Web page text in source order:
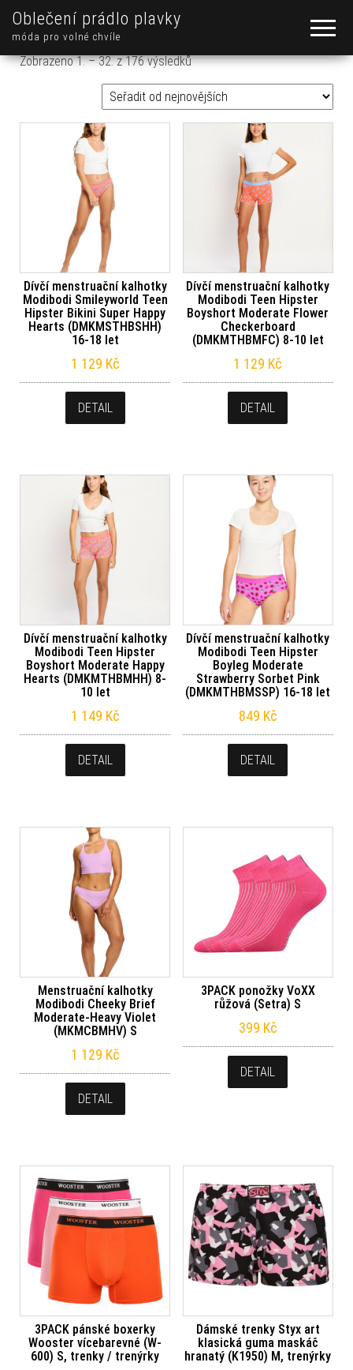
Oblečení prádlo plavky
móda pro volné chvíle
Zobrazeno 1. – 32. z 176 výsledkůSeřazeno od nejnovějších
Dívčí menstruační kalhotky
Modibodi Smileyworld Teen
Hipster Bikini Super Happy
Hearts (DMKMSTHBSHH)
16-18 let
1 129 Kč
DETAIL
Dívčí menstruační kalhotky
Modibodi Teen Hipster
Boyshort Moderate Flower
Checkerboard
(DMKMTHBMFC) 8-10 let
1 129 Kč
DETAIL
Dívčí menstruační kalhotky
Modibodi Teen Hipster
Boyshort Moderate Happy
Hearts (DMKMTHBMHH) 8-
10 let
1 149 Kč
DETAIL
Dívčí menstruační kalhotky
Modibodi Teen Hipster
Boyleg Moderate
Strawberry Sorbet Pink
(DMKMTHBMSSP) 16-18 let
849 Kč
DETAIL
Menstruační kalhotky
Modibodi Cheeky Brief
Moderate-Heavy Violet
(MKMCBMHV) S
1 129 Kč
DETAIL
3PACK ponožky VoXX
růžová (Setra) S
399 Kč
DETAIL
3PACK pánské boxerky
Wooster vícebarevné (W-
600) S, trenky / trenýrky
Dámské trenky Styx art
klasická guma maskáč
hranatý (K1950) M, trenýrky